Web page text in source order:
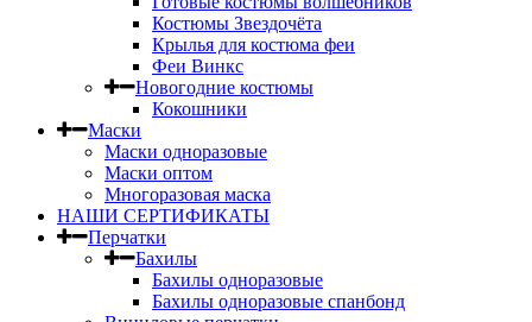
Костюмы Звездочёта
Крылья для костюма феи
Феи Винкс
Новогодние костюмы
Кокошники
Маски
Маски одноразовые
Маски оптом
Многоразовая маска
НАШИ СЕРТИФИКАТЫ
Перчатки
Бахилы
Бахилы одноразовые
Бахилы одноразовые спанбонд